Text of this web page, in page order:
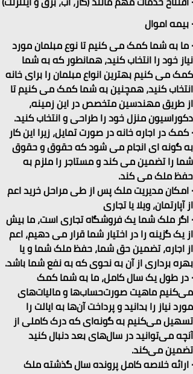
· بیمه اموال
· ما به شما کمک می کنیم تا نوع مبلمان مورد
نیاز خود را انتخاب کنید، همانطور که به شما
کمک می کنیم بهترین انواع مبلمان را برای خانه
انتخاب کنید، همچنین به شما کمک می کنیم تا
از طریق مهندسین متخصص در این زمینه،
دکوراسیون منزل خود را طراحی و انتخاب کنید.
· کمک در اجاره خانه در صورت تمایل، زیرا این کار
به گونه ای انجام می شود که حقوق و حقوق
شما را تضمین می کند و مستاجر را ملزم به
حفظ ملک می کند.
· امکان مدیریت ملک پس از طی مراحل خرید اعم
از آپارتمان، ویلا یا تجاری
· اگر ملک شما یک فروشگاه تجاری است، ما بیش
از یک گزینه را در اختیار شما قرار می دهیم، اعم
از اجاره، تضمین حق شما، حفظ ملک شما و یا
بهره برداری از آن به نحوی که به نفع شما باشد.
· در طول یک سال کامل، ما به شما کمک
می‌کنیم ماهیت صورت‌حساب‌ها و مالیات‌های
مورد نیاز را بدانید و پرداخت آن‌ها به ایالت را
تسهیل می‌کنیم به گونه‌ای که درک کاملی از
آنچه می‌توانید در سال‌های بعد دنبال کنید
تضمین می‌کند.
· ارائه خلاصه کامل پرونده سال گذشته ملک